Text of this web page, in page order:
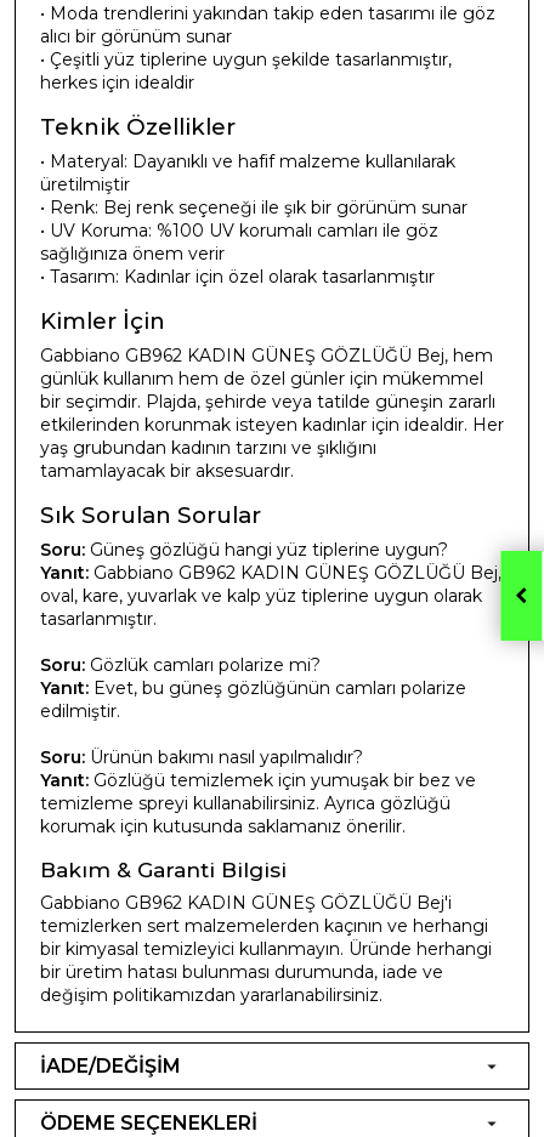
• Moda trendlerini yakından takip eden tasarımı ile göz
alıcı bir görünüm sunar
• Çeşitli yüz tiplerine uygun şekilde tasarlanmıştır,
herkes için idealdir
Teknik Özellikler
• Materyal: Dayanıklı ve hafif malzeme kullanılarak
üretilmiştir
• Renk: Bej renk seçeneği ile şık bir görünüm sunar
• UV Koruma: %100 UV korumalı camları ile göz
sağlığınıza önem verir
• Tasarım: Kadınlar için özel olarak tasarlanmıştır
Kimler İçin
Gabbiano GB962 KADIN GÜNEŞ GÖZLÜĞÜ Bej, hem
günlük kullanım hem de özel günler için mükemmel
bir seçimdir. Plajda, şehirde veya tatilde güneşin zararlı
etkilerinden korunmak isteyen kadınlar için idealdir. Her
yaş grubundan kadının tarzını ve şıklığını
tamamlayacak bir aksesuardır.
Sık Sorulan Sorular
Soru: Güneş gözlüğü hangi yüz tiplerine uygun?
Yanıt: Gabbiano GB962 KADIN GÜNEŞ GÖZLÜĞÜ Bej,
oval, kare, yuvarlak ve kalp yüz tiplerine uygun olarak
tasarlanmıştır.
Soru: Gözlük camları polarize mi?
Yanıt: Evet, bu güneş gözlüğünün camları polarize
edilmiştir.
Soru: Ürünün bakımı nasıl yapılmalıdır?
Yanıt: Gözlüğü temizlemek için yumuşak bir bez ve
temizleme spreyi kullanabilirsiniz. Ayrıca gözlüğü
korumak için kutusunda saklamanız önerilir.
Bakım & Garanti Bilgisi
Gabbiano GB962 KADIN GÜNEŞ GÖZLÜĞÜ Bej'i
temizlerken sert malzemelerden kaçının ve herhangi
bir kimyasal temizleyici kullanmayın. Üründe herhangi
bir üretim hatası bulunması durumunda, iade ve
değişim politikamızdan yararlanabilirsiniz.
İADE/DEĞİŞİM
ÖDEME SEÇENEKLERİ